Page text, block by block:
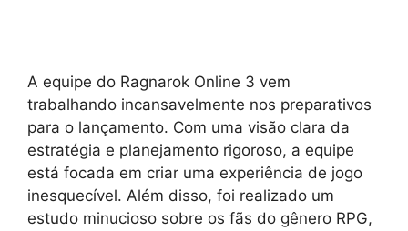
A equipe do Ragnarok Online 3 vem
trabalhando incansavelmente nos preparativos
para o lançamento. Com uma visão clara da
estratégia e planejamento rigoroso, a equipe
está focada em criar uma experiência de jogo
inesquecível. Além disso, foi realizado um
estudo minucioso sobre os fãs do gênero RPG,